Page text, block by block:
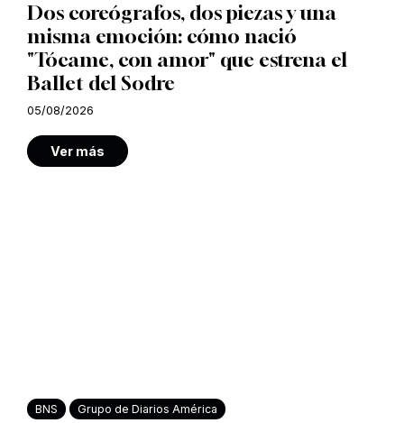
Dos coreógrafos, dos piezas y una
misma emoción: cómo nació
"Tócame, con amor" que estrena el
Ballet del Sodre
05/08/2026
Ver más
BNS Grupo de Diarios América